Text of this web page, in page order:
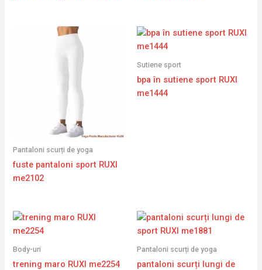
Pantaloni scurți de yoga
fuste pantaloni sport RUXI
me2102
Sutiene sport
bpa în sutiene sport RUXI
me1444
Body-uri
trening maro RUXI me2254
Pantaloni scurți de yoga
pantaloni scurți lungi de